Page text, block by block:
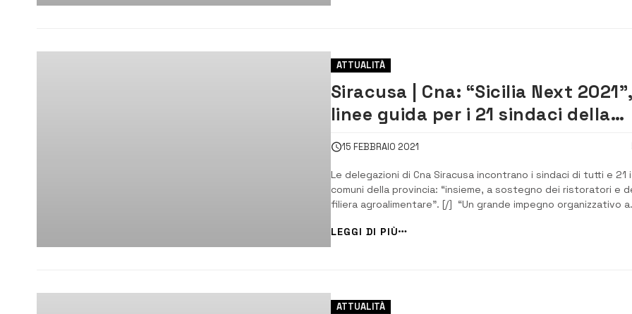
ATTUALITÀ
Siracusa | Cna: “Sicilia Next 2021”,
linee guida per i 21 sindaci della
provincia
15 FEBBRAIO 2021
Le delegazioni di Cna Siracusa incontrano i sindaci di tutti e 21 i
comuni della provincia: “insieme, a sostegno dei ristoratori e
filiera agroalimentare”. [/] “Un grande impegno organizzativo a
settore della ristorazione e dell’intero comparto
oltre 150 imp...
LEGGI DI PIÙ
ATTUALITÀ